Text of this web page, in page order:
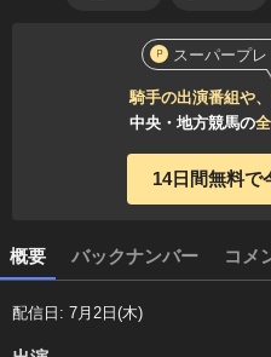
スーパープレ
騎手の出演番組や
中央・地方競馬の
14日間無料で
概要 バックナンバー コメ
配信日: 7月2日(木)